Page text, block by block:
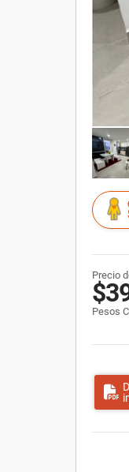
Precio
Pesos